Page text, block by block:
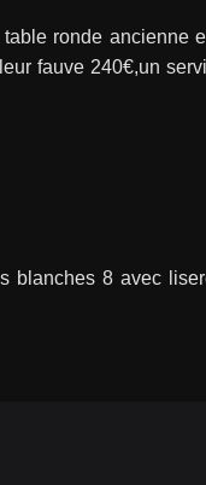
ronde ancienne
fauve 240€,un
blanches 8 avec